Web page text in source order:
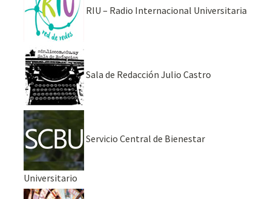
RIU – Radio Internacional Universitaria
Sala de Redacción Julio Castro
Servicio Central de Bienestar
Universitario